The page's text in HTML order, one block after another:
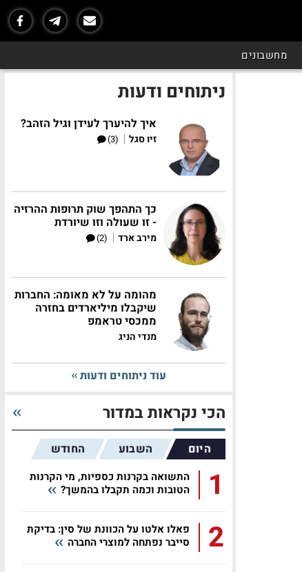
מחשבונים
ניתוחים ודעות
איך להיערך לעידן וגיל הזהב?
זיו סגל |
(3)
כך התהפך שוק תרופות ההרזיה
- זו שעולה וזו שיורדת
מירב ארד |
(2)
מהומה על לא מאומה: החברות
שיקבלו מיליארדים בחזרה
ממכסי טראמפ
מנדי הניג
עוד ניתוחים ודעות
הכי נקראות במדור
היום השבוע החודש
1
התשואה בקרנות כספיות, מי הקרנות
הטובות וכמה תקבלו בהמשך?
2
פאלו אלטו על הכוונת של סין: בדיקת
סייבר נפתחה למוצרי החברה